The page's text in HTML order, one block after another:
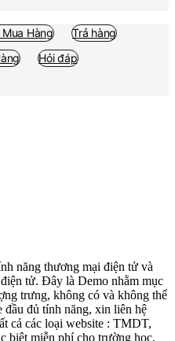
Mua Hàng
Trả hàng
Hỏi đáp
năng thương mại điện tử và
tử. Đây là Demo nhằm mục
trưng, không có và không thể
đầu đủ tính năng, xin liên hệ
cả các loại website : TMDT,
biệt miễn phí cho trường học,